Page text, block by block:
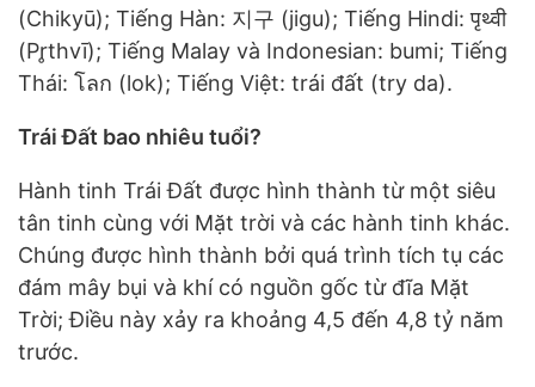
(Chikyū); Tiếng Hàn: 지구 (jigu); Tiếng Hindi: पृथ्वी
(Pr̥thvī); Tiếng Malay và Indonesian: bumi; Tiếng
Thái: โลก (lok); Tiếng Việt: trái đất (try da).
Trái Đất bao nhiêu tuổi?
Hành tinh Trái Đất được hình thành từ một siêu
tân tinh cùng với Mặt trời và các hành tinh khác.
Chúng được hình thành bởi quá trình tích tụ các
đám mây bụi và khí có nguồn gốc từ đĩa Mặt
Trời; Điều này xảy ra khoảng 4,5 đến 4,8 tỷ năm
trước.